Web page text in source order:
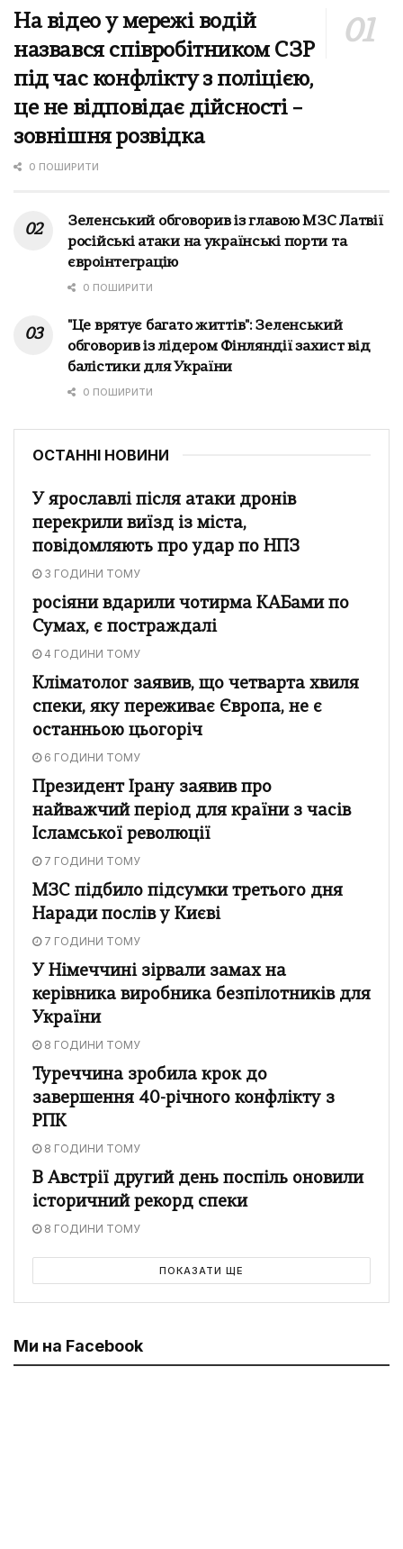
На відео у мережі водій
назвався співробітником СЗР
під час конфлікту з поліцією,
це не відповідає дійсності –
зовнішня розвідка
0 ПОШИРИТИ
Зеленський обговорив із главою МЗС Латвії
російські атаки на українські порти та
євроінтеграцію
0 ПОШИРИТИ
"Це врятує багато життів": Зеленський
обговорив із лідером Фінляндії захист від
балістики для України
0 ПОШИРИТИ
ОСТАННІ НОВИНИ
У ярославлі після атаки дронів
перекрили виїзд із міста,
повідомляють про удар по НПЗ
3 ГОДИНИ ТОМУ
росіяни вдарили чотирма КАБами по
Сумах, є постраждалі
4 ГОДИНИ ТОМУ
Кліматолог заявив, що четварта хвиля
спеки, яку переживає Європа, не є
останньою цьогоріч
6 ГОДИНИ ТОМУ
Президент Ірану заявив про
найважчий період для країни з часів
Ісламської революції
7 ГОДИНИ ТОМУ
МЗС підбило підсумки третього дня
Наради послів у Києві
7 ГОДИНИ ТОМУ
У Німеччині зірвали замах на
керівника виробника безпілотників для
України
8 ГОДИНИ ТОМУ
Туреччина зробила крок до
завершення 40-річного конфлікту з
РПК
8 ГОДИНИ ТОМУ
В Австрії другий день поспіль оновили
історичний рекорд спеки
8 ГОДИНИ ТОМУ
ПОКАЗАТИ ЩЕ
Ми на Facebook